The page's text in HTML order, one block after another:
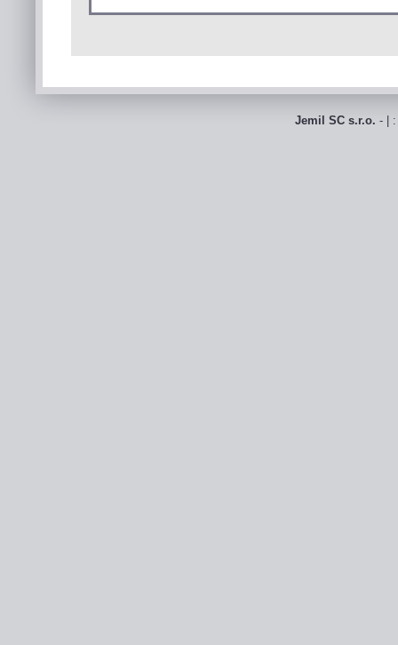
Jemil SC s.r.o. - |